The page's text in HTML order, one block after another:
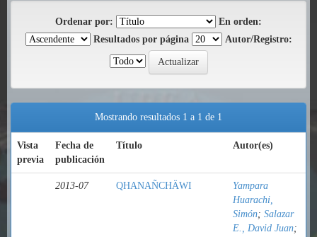
Ordenar por:
En orden:
Resultados por página
Autor/Registro:
Mostrando resultados 1 a 1 de 1
Vista
previa
Fecha de
publicación
Título Autor(es)
2013-07 QHANAÑCHÄWI
Yampara
Huarachi,
Simón; Salazar
E., David Juan;